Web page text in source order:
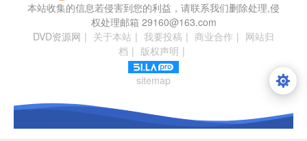
本站收集的信息若侵害到您的利益，请联系我们删除处理,侵
权处理邮箱 29160@163.com
DVD资源网 | 关于本站 | 我要投稿 | 商业合作 | 网站归
档 | 版权声明 |
sitemap